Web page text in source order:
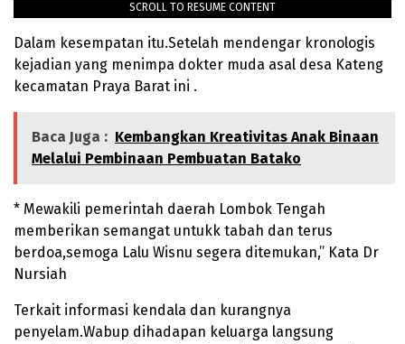
SCROLL TO RESUME CONTENT
Dalam kesempatan itu.Setelah mendengar kronologis
kejadian yang menimpa dokter muda asal desa Kateng
kecamatan Praya Barat ini .
Baca Juga : Kembangkan Kreativitas Anak Binaan
Melalui Pembinaan Pembuatan Batako
* Mewakili pemerintah daerah Lombok Tengah
memberikan semangat untukk tabah dan terus
berdoa,semoga Lalu Wisnu segera ditemukan,” Kata Dr
Nursiah
Terkait informasi kendala dan kurangnya
penyelam.Wabup dihadapan keluarga langsung